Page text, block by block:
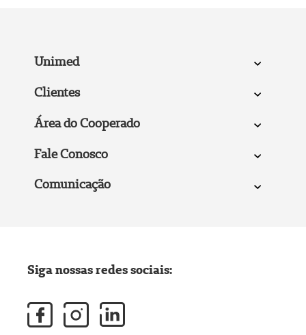
Unimed
Clientes
Área do Cooperado
Fale Conosco
Comunicação
Siga nossas redes sociais: